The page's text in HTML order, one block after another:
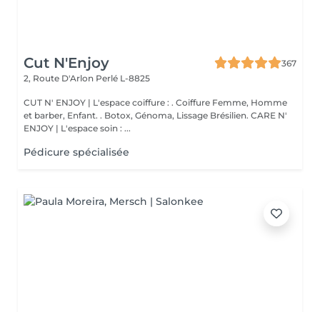
Cut N'Enjoy
367
2, Route D'Arlon Perlé L-8825
CUT N' ENJOY | L'espace coiffure : . Coiffure Femme, Homme
et barber, Enfant. . Botox, Génoma, Lissage Brésilien. CARE N'
ENJOY | L'espace soin : ...
Pédicure spécialisée